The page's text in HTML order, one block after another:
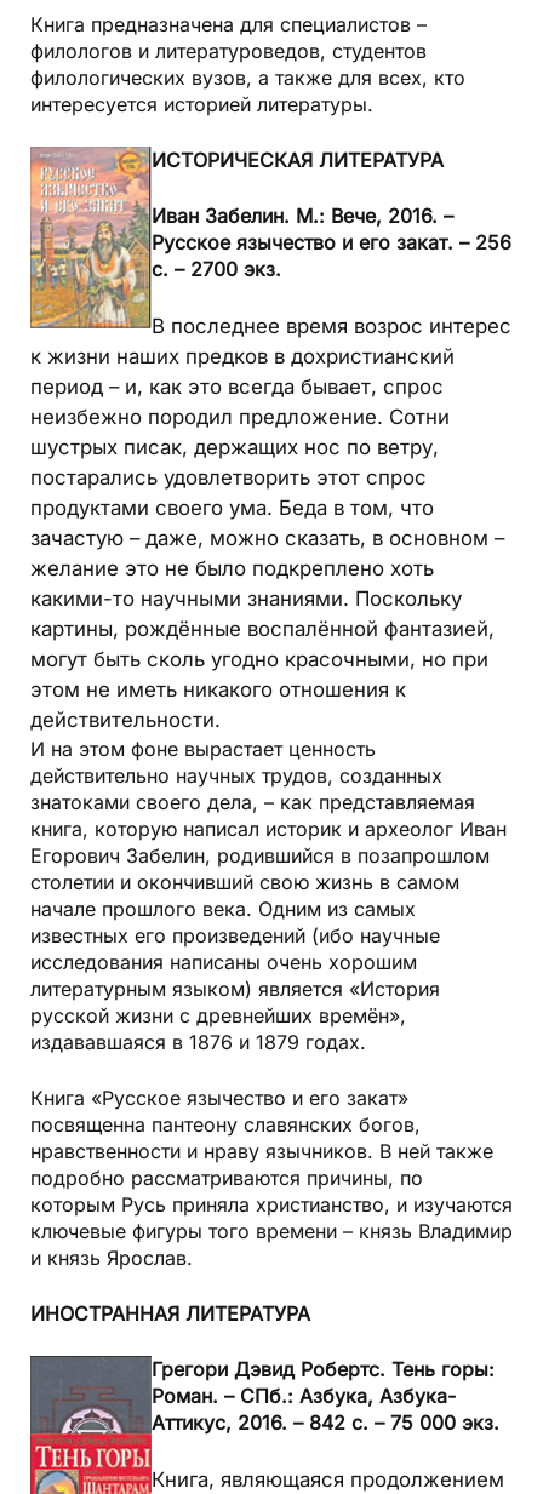
Книга предназначена для специалистов –
филологов и литературоведов, студентов
филологических вузов, а также для всех, кто
интересуется историей литературы.
ИСТОРИЧЕСКАЯ ЛИТЕРАТУРА
Иван Забелин. М.: Вече, 2016. –
Русское язычество и его закат. – 256
с. – 2700 экз.
В последнее время возрос интерес
к жизни наших предков в дохристианский
период – и, как это всегда бывает, спрос
неизбежно породил предложение. Сотни
шустрых писак, держащих нос по ветру,
постарались удовлетворить этот спрос
продуктами своего ума. Беда в том, что
зачастую – даже, можно сказать, в основном –
желание это не было подкреплено хоть
какими-то научными знаниями. Поскольку
картины, рождённые воспалённой фантазией,
могут быть сколь угодно красочными, но при
этом не иметь никакого отношения к
действительности.
И на этом фоне вырастает ценность
действительно научных трудов, созданных
знатоками своего дела, – как представляемая
книга, которую написал историк и археолог Иван
Егорович Забелин, родившийся в позапрошлом
столетии и окончивший свою жизнь в самом
начале прошлого века. Одним из самых
известных его произведений (ибо научные
исследования написаны очень хорошим
литературным языком) является «История
русской жизни с древнейших времён»,
издававшаяся в 1876 и 1879 годах.
Книга «Русское язычество и его закат»
посвященна пантеону славянских богов,
нравственности и нраву язычников. В ней также
подробно рассматриваются причины, по
которым Русь приняла христианство, и изучаются
ключевые фигуры того времени – князь Владимир
и князь Ярослав.
ИНОСТРАННАЯ ЛИТЕРАТУРА
Грегори Дэвид Робертс. Тень горы:
Роман. – СПб.: Азбука, Азбука-
Аттикус, 2016. – 842 с. – 75 000 экз.
Книга, являющаяся продолжением